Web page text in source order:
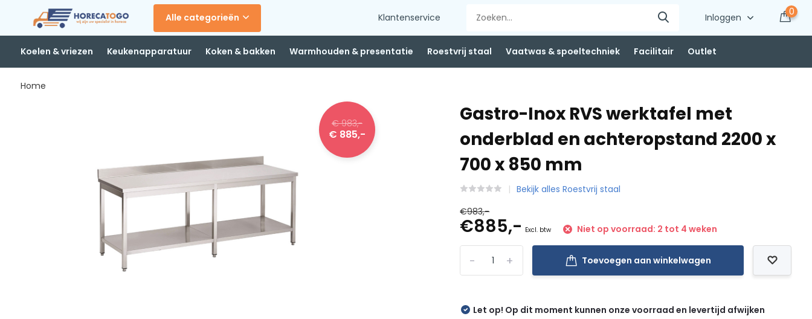
Alle categorieën Klantenservice Inloggen
0
Koelen & vriezen Keukenapparatuur Koken & bakken Warmhouden & presentatie Roestvrij staal Vaatwas & spoeltechniek Facilitair Outlet
Home
€ 983,-
€ 885,-
Gastro-Inox RVS werktafel met
onderblad en achteropstand 2200 x
700 x 850 mm
Bekijk alles Roestvrij staal
€983,-
€885,- Excl. btw Niet op voorraad: 2 tot 4 weken
+
- Toevoegen aan winkelwagen
Let op! Op dit moment kunnen onze voorraad en levertijd afwijken